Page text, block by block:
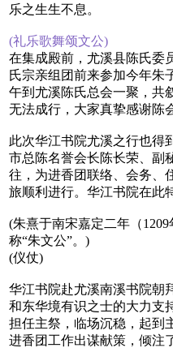
乐之生生不息。
(礼乐歌舞颂文公)
在集成殿前，尤溪县陈氏委
氏宗亲组团前来参加今年朱
午到尤溪陈氏总会一聚，共
无法成行，大家真挚感谢陈
此次华江书院尤溪之行也得
市总陈名誉会长陈长荣、副
往，为进香团联络、会务、
旅顺利进行。华江书院在此
(朱熹于南宋嘉定二年（
称“朱文公”。)
(仪仗)
华江书院赴尤溪南溪书院朝
和东华境有识之士的大力支
担任主祭，临场沉稳，起到
进香团工作出谋献策，倾注